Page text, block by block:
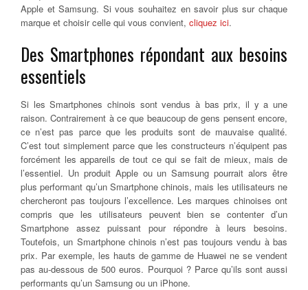
Apple et Samsung. Si vous souhaitez en savoir plus sur chaque
marque et choisir celle qui vous convient, cliquez ici.
Des Smartphones répondant aux besoins
essentiels
Si les Smartphones chinois sont vendus à bas prix, il y a une
raison. Contrairement à ce que beaucoup de gens pensent encore,
ce n’est pas parce que les produits sont de mauvaise qualité.
C’est tout simplement parce que les constructeurs n’équipent pas
forcément les appareils de tout ce qui se fait de mieux, mais de
l’essentiel. Un produit Apple ou un Samsung pourrait alors être
plus performant qu’un Smartphone chinois, mais les utilisateurs ne
chercheront pas toujours l’excellence. Les marques chinoises ont
compris que les utilisateurs peuvent bien se contenter d’un
Smartphone assez puissant pour répondre à leurs besoins.
Toutefois, un Smartphone chinois n’est pas toujours vendu à bas
prix. Par exemple, les hauts de gamme de Huawei ne se vendent
pas au-dessous de 500 euros. Pourquoi ? Parce qu’ils sont aussi
performants qu’un Samsung ou un iPhone.